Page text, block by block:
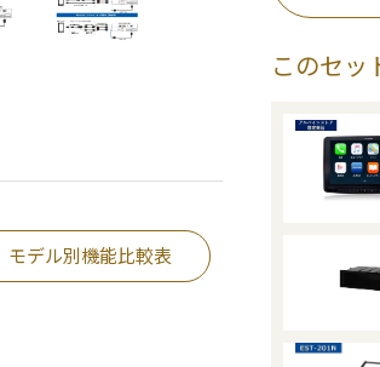
モデル別機能比較表
このセッ